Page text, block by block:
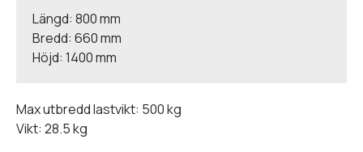
Längd: 800 mm
Bredd: 660 mm
Höjd: 1400 mm
Max utbredd lastvikt: 500 kg
Vikt: 28.5 kg